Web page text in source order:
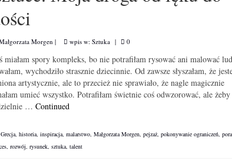
Morgen | wpis w:Sztuka | 0
miałam spory kompleks, bo nie potrafiłam rysować ani malować
wychodziło strasznie dziecinnie. Od zawsze słyszałam, że
artystycznie, ale to przecież nie sprawiało, że nagle magicznie
umieć wszystko. Potrafiłam świetnie coś odwzorować, ale żeby
…Continued
Grecja,historia,inspiracja,malarstwo,Małgorzata Morgen,pejzaż,pokonywanie ograniczeń,
,rozwój,rysunek,sztuka,talent